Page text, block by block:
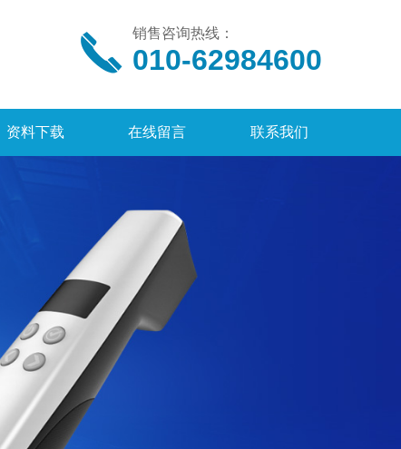
销售咨询热线：
010-62984600
资料下载 在线留言 联系我们